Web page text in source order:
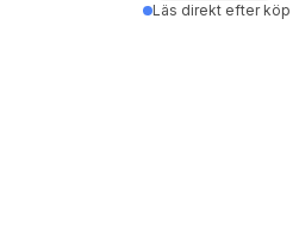
Läs direkt efter köp